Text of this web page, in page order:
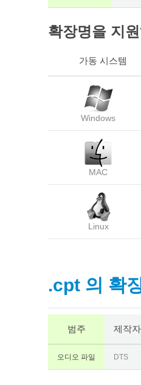
확장명을 지
가동 시스템
Windows
MAC
Linux
.cpt 의 확
범주 제작
오디오 파일 DTS